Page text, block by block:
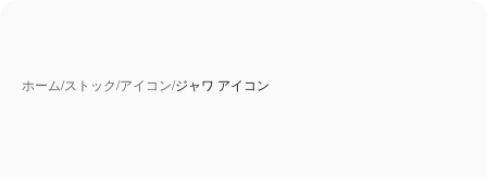
ホーム/ストック/アイコン/ジャワ アイコン